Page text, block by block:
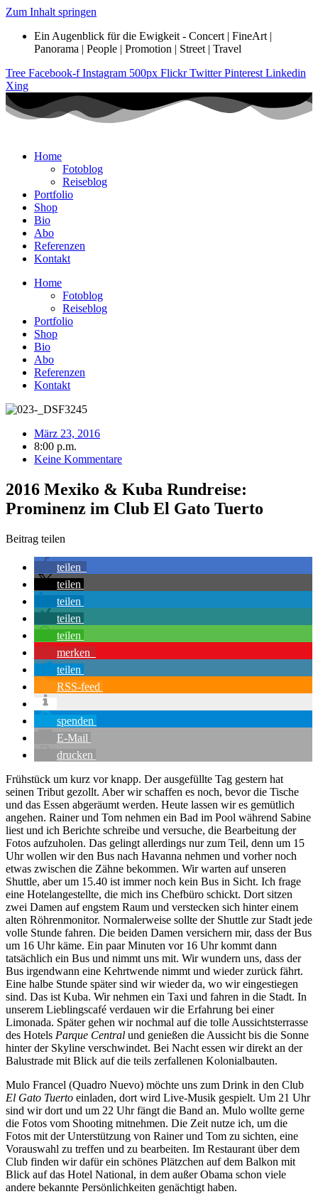
Zum Inhalt springen
Ein Augenblick für die Ewigkeit - Concert | FineArt |
Panorama | People | Promotion | Street | Travel
Tree Facebook-f Instagram 500px Flickr Twitter Pinterest Linkedin
Xing
Home
Fotoblog
Reiseblog
Portfolio
Shop
Bio
Abo
Referenzen
Kontakt
Home
Fotoblog
Reiseblog
Portfolio
Shop
Bio
Abo
Referenzen
Kontakt
März 23, 2016
8:00 p.m.
Keine Kommentare
2016 Mexiko & Kuba Rundreise:
Prominenz im Club El Gato Tuerto
Beitrag teilen
teilen
teilen
teilen
teilen
teilen
merken
teilen
RSS-feed
spenden
E-Mail
drucken
Frühstück um kurz vor knapp. Der ausgefüllte Tag gestern hat
seinen Tribut gezollt. Aber wir schaffen es noch, bevor die Tische
und das Essen abgeräumt werden. Heute lassen wir es gemütlich
angehen. Rainer und Tom nehmen ein Bad im Pool während Sabine
liest und ich Berichte schreibe und versuche, die Bearbeitung der
Fotos aufzuholen. Das gelingt allerdings nur zum Teil, denn um 15
Uhr wollen wir den Bus nach Havanna nehmen und vorher noch
etwas zwischen die Zähne bekommen. Wir warten auf unseren
Shuttle, aber um 15.40 ist immer noch kein Bus in Sicht. Ich frage
eine Hotelangestellte, die mich ins Chefbüro schickt. Dort sitzen
zwei Damen auf engstem Raum und verstecken sich hinter einem
alten Röhrenmonitor. Normalerweise sollte der Shuttle zur Stadt jede
volle Stunde fahren. Die beiden Damen versichern mir, dass der Bus
um 16 Uhr käme. Ein paar Minuten vor 16 Uhr kommt dann
tatsächlich ein Bus und nimmt uns mit. Wir wundern uns, dass der
Bus irgendwann eine Kehrtwende nimmt und wieder zurück fährt.
Eine halbe Stunde später sind wir wieder da, wo wir eingestiegen
sind. Das ist Kuba. Wir nehmen ein Taxi und fahren in die Stadt. In
unserem Lieblingscafé verdauen wir die Erfahrung bei einer
Limonada. Später gehen wir nochmal auf die tolle Aussichtsterrasse
des Hotels Parque Central und genießen die Aussicht bis die Sonne
hinter der Skyline verschwindet. Bei Nacht essen wir direkt an der
Balustrade mit Blick auf die teils zerfallenen Kolonialbauten.
Mulo Francel (Quadro Nuevo) möchte uns zum Drink in den Club
El Gato Tuerto einladen, dort wird Live-Musik gespielt. Um 21 Uhr
sind wir dort und um 22 Uhr fängt die Band an. Mulo wollte gerne
die Fotos vom Shooting mitnehmen. Die Zeit nutze ich, um die
Fotos mit der Unterstützung von Rainer und Tom zu sichten, eine
Vorauswahl zu treffen und zu bearbeiten. Im Restaurant über dem
Club finden wir dafür ein schönes Plätzchen auf dem Balkon mit
Blick auf das Hotel National, in dem außer Obama schon viele
andere bekannte Persönlichkeiten genächtigt haben.